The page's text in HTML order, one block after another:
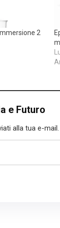
2
e Futuro
alla tua e-mail.